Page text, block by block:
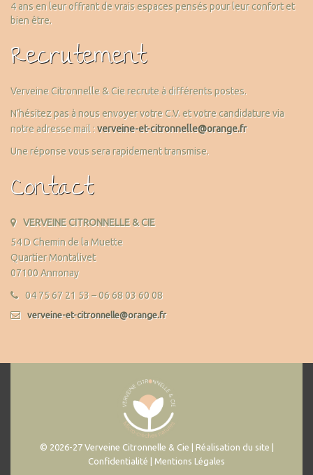
4 ans en leur offrant de vrais espaces pensés pour leur confort et
bien être.
Recrutement
Verveine Citronnelle & Cie recrute à différents postes.
N’hésitez pas à nous envoyer votre C.V. et votre candidature via
notre adresse mail :verveine-et-citronnelle@orange.fr
Une réponse vous sera rapidement transmise.
Contact
VERVEINE CITRONNELLE & CIE
54 D Chemin de la Muette
Quartier Montalivet
07100 Annonay
04 75 67 21 53 – 06 68 03 60 08
verveine-et-citronnelle@orange.fr
© 2026-27 Verveine Citronnelle & Cie | Réalisation du site |
Confidentialité | Mentions Légales